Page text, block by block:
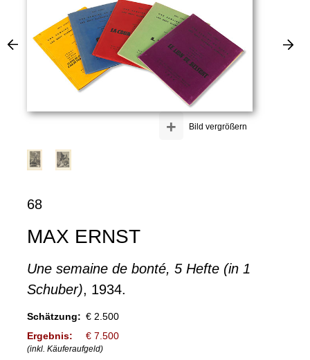
Bild vergrößern
+
68
MAX ERNST
Une semaine de bonté, 5 Hefte (in 1
Schuber), 1934.
Schätzung: € 2.500
Ergebnis:
€ 7.500
(inkl. Käuferaufgeld)